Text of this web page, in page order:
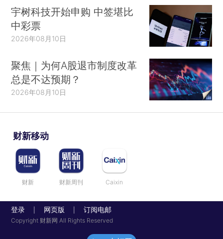
宇树科技开始申购 中签堪比
中彩票
2026年08月10日
聚焦｜为何A股退市制度改革
总是不达预期？
2026年08月10日
财新移动
财新 财新周刊 Caixin
登录 网页版 订阅电邮
Copyright 财新网 All Rights Reserved